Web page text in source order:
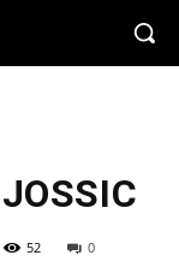
52 0